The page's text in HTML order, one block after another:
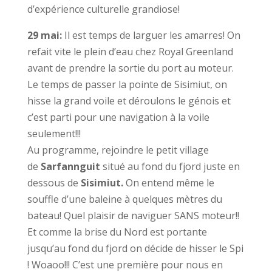
d’expérience culturelle grandiose!
29 mai:Il est temps de larguer les amarres! On
refait vite le plein d’eau chez Royal Greenland
avant de prendre la sortie du port au moteur.
Le temps de passer la pointe de Sisimiut, on
hisse la grand voile et déroulons le génois et
c’est parti pour une navigation à la voile
seulement!!!
Au programme, rejoindre le petit village
de Sarfannguit situé au fond du fjord juste en
dessous de Sisimiut.On entend même le
souffle d’une baleine à quelques mètres du
bateau! Quel plaisir de naviguer SANS moteur!!
Et comme la brise du Nord est portante
jusqu’au fond du fjord on décide de hisser le Spi
! Woaoo!!! C’est une première pour nous en